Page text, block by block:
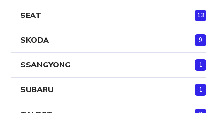
SEAT 13
SKODA 9
SSANGYONG 1
SUBARU 1